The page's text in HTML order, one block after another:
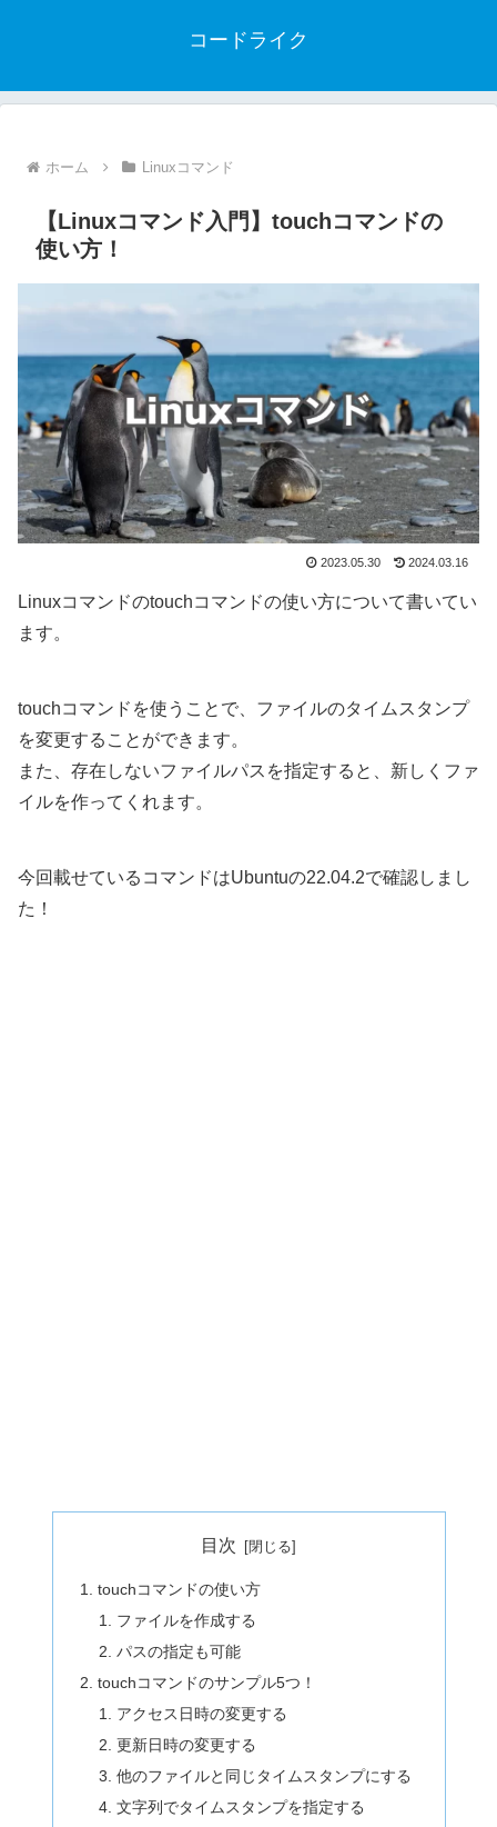
コードライク
ホーム Linuxコマンド
【Linuxコマンド入門】touchコマンドの
使い方！
2023.05.30 2024.03.16
Linuxコマンドのtouchコマンドの使い方について書いてい
ます。
touchコマンドを使うことで、ファイルのタイムスタンプ
を変更することができます。
また、存在しないファイルパスを指定すると、新しくファ
イルを作ってくれます。
今回載せているコマンドはUbuntuの22.04.2で確認しまし
た！
目次
touchコマンドの使い方
ファイルを作成する
パスの指定も可能
touchコマンドのサンプル5つ！
アクセス日時の変更する
更新日時の変更する
他のファイルと同じタイムスタンプにする
文字列でタイムスタンプを指定する